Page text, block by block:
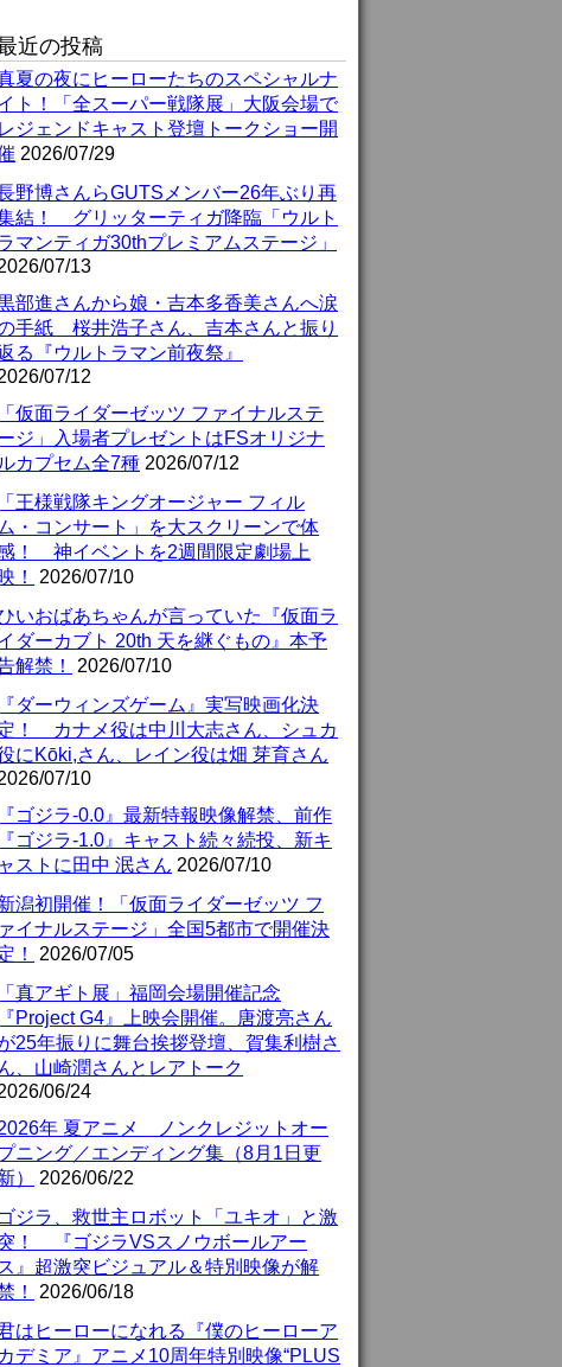
近の投稿
夏の夜にヒーローたちのスペシャルナ
ト！「全スーパー戦隊展」大阪会場で
レジェンドキャスト登壇トークショー開
2026/07/29
野博さんらGUTSメンバー26年ぶり再
結！ グリッターティガ降臨「ウルト
マンティガ30thプレミアムステージ」
07/13
部進さんから娘・吉本多香美さんへ涙
手紙 桜井浩子さん、吉本さんと振り
る『ウルトラマン前夜祭』
07/12
「仮面ライダーゼッツ ファイナルステ
ジ」入場者プレゼントはFSオリジナ
ルカプセム全7種 2026/07/12
「王様戦隊キングオージャー フィル
ム・コンサート」を大スクリーンで体
！ 神イベントを2週間限定劇場上
！
2026/07/10
いおばあちゃんが言っていた『仮面ラ
ダーカブト 20th 天を継ぐもの』本予
解禁！
2026/07/10
『ダーウィンズゲーム』実写映画化決
！ カナメ役は中川大志さん、シュカ
にKōki,さん、レイン役は畑 芽育さん
07/10
『ゴジラ-0.0』最新特報映像解禁、前作
『ゴジラ-1.0』キャスト続々続投、新キ
ャストに田中 泯さん 2026/07/10
潟初開催！「仮面ライダーゼッツ フ
ァイナルステージ」全国5都市で開催決
！
2026/07/05
「真アギト展」福岡会場開催記念
『Project G4』上映会開催。唐渡亮さん
25年振りに舞台挨拶登壇、賀集利樹さ
ん、山崎潤さんとレアトーク
06/24
年 夏アニメ ノンクレジットオー
ニング／エンディング集（8月1日更
）
2026/06/22
ゴジラ、救世主ロボット「ユキオ」と激
！ 『ゴジラVSスノウボールアー
ス』超激突ビジュアル＆特別映像が解
！
2026/06/18
はヒーローになれる『僕のヒーローア
カデミア』アニメ10周年特別映像“PLUS